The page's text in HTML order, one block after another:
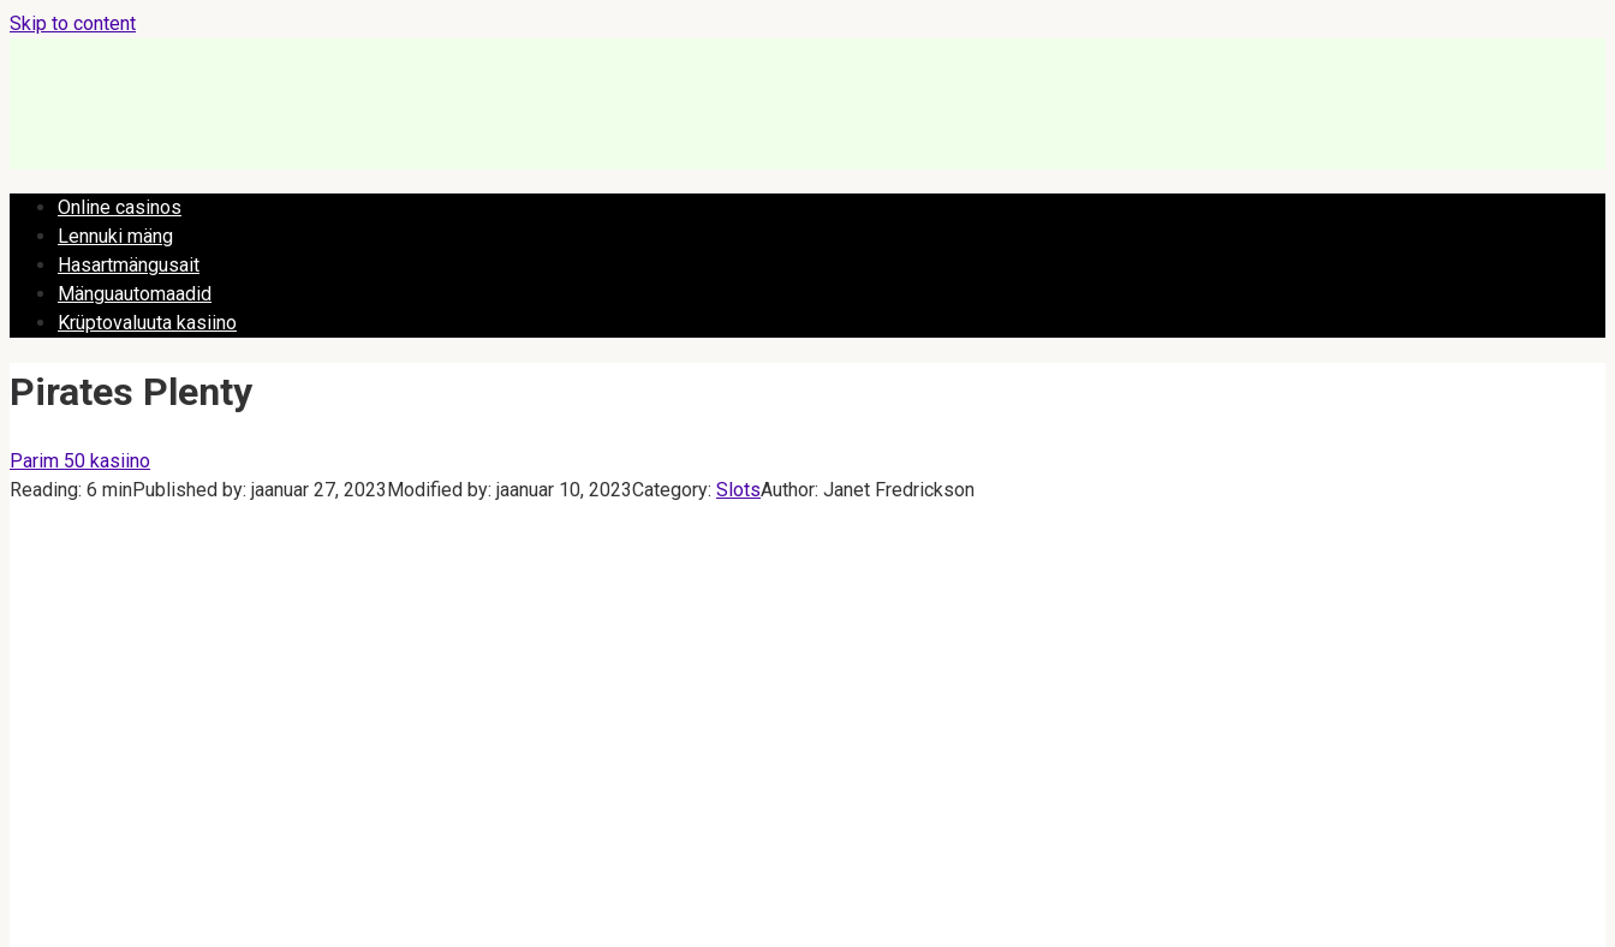
Skip to content
Online casinos
Lennuki mäng
Hasartmängusait
Mänguautomaadid
Krüptovaluuta kasiino
Pirates Plenty
Parim 50 kasiino
Reading: 6 minPublished by: jaanuar 27, 2023Modified by: jaanuar 10, 2023Category: SlotsAuthor: Janet Fredrickson